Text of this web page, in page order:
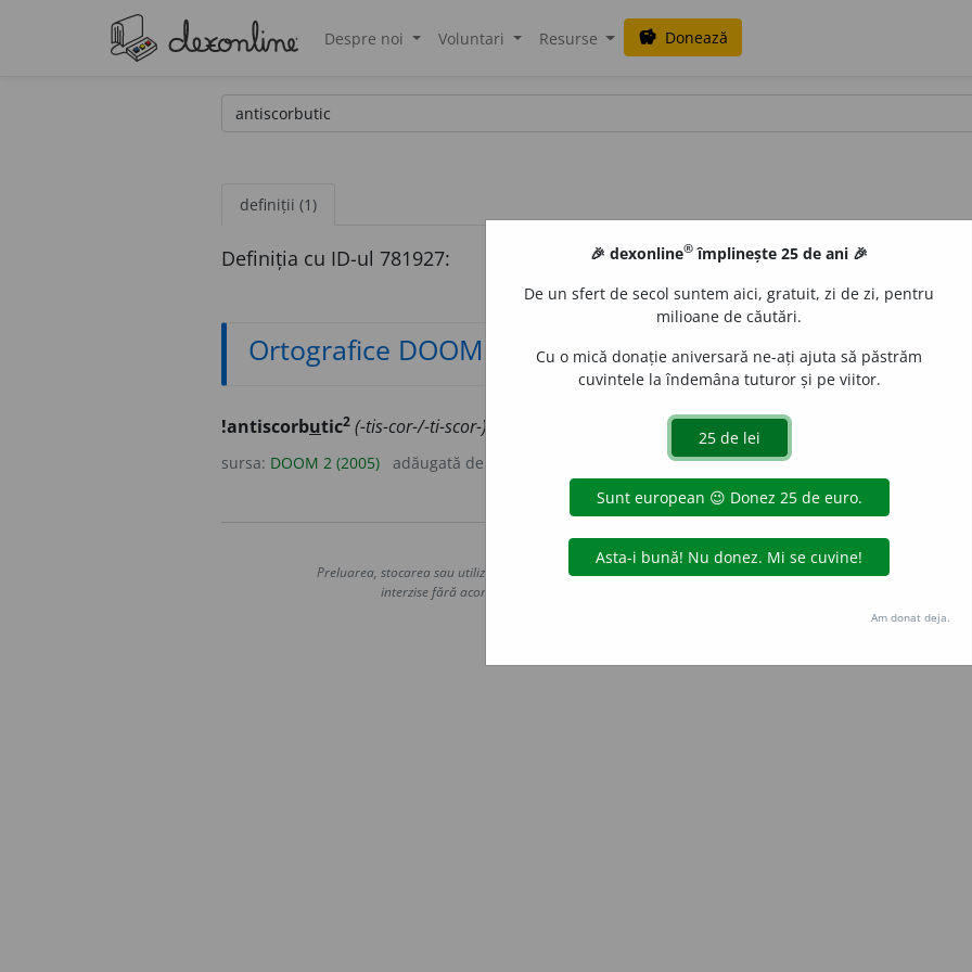
Despre noi Voluntari Resurse savings Donează
definiții (1)
Definiția cu ID-ul 781927:
Ortografice DOOM
!antiscorbutic2 (-tis-cor-/-ti-scor-)
sursa: DOOM 2 (2005) adăugată de
Copyright © 2004-2026 dexonline (https://dexonline.ro)
Preluarea, stocarea sau utilizarea datelor de pe acest site, inclusiv prin orice metode de extragere automată
interzise fără acordul nostru prealabil scris, cu excepția seturilor de date oferite oficial spre utilizare
Hosterion
🎉 dexonline® împlinește 25 de ani 🎉
De un sfert de secol suntem aici, gratuit, zi de zi, pentru
milioane de căutări.
Cu o mică donație aniversară ne-ați ajuta să păstrăm
cuvintele la îndemâna tuturor și pe viitor.
Am donat deja.